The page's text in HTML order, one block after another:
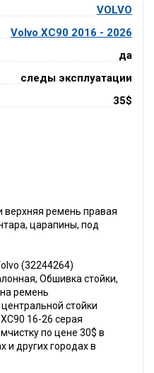
VOLVO
Volvo XC90 2016 - 2026
да
следы эксплуатации
35$
верхняя ремень правая
царапины, под
(32244264)
Обшивка стойки,
ремень
стойки
16-26 серая
по цене 30$ в
и других городах в